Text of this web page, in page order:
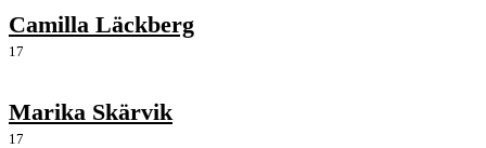
Camilla Läckberg
17
Marika Skärvik
17